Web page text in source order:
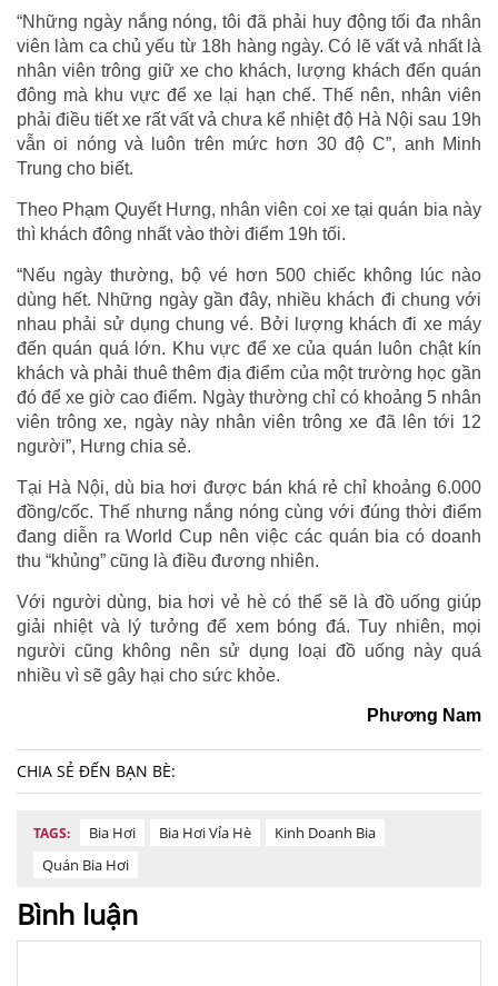
“Những ngày nắng nóng, tôi đã phải huy động tối đa nhân
viên làm ca chủ yếu từ 18h hàng ngày. Có lẽ vất vả nhất là
nhân viên trông giữ xe cho khách, lượng khách đến quán
đông mà khu vực để xe lại hạn chế. Thế nên, nhân viên
phải điều tiết xe rất vất vả chưa kể nhiệt độ Hà Nội sau 19h
vẫn oi nóng và luôn trên mức hơn 30 độ C”, anh Minh
Trung cho biết.
Theo Phạm Quyết Hưng, nhân viên coi xe tại quán bia này
thì khách đông nhất vào thời điểm 19h tối.
“Nếu ngày thường, bộ vé hơn 500 chiếc không lúc nào
dùng hết. Những ngày gần đây, nhiều khách đi chung với
nhau phải sử dụng chung vé. Bởi lượng khách đi xe máy
đến quán quá lớn. Khu vực để xe của quán luôn chật kín
khách và phải thuê thêm địa điểm của một trường học gần
đó để xe giờ cao điểm. Ngày thường chỉ có khoảng 5 nhân
viên trông xe, ngày này nhân viên trông xe đã lên tới 12
người”, Hưng chia sẻ.
Tại Hà Nội, dù bia hơi được bán khá rẻ chỉ khoảng 6.000
đồng/cốc. Thế nhưng nắng nóng cùng với đúng thời điểm
đang diễn ra World Cup nên việc các quán bia có doanh
thu “khủng” cũng là điều đương nhiên.
Với người dùng, bia hơi vẻ hè có thể sẽ là đồ uống giúp
giải nhiệt và lý tưởng để xem bóng đá. Tuy nhiên, mọi
người cũng không nên sử dụng loại đồ uống này quá
nhiều vì sẽ gây hại cho sức khỏe.
Phương Nam
CHIA SẺ ĐẾN BẠN BÈ:
TAGS: Bia Hơi Bia Hơi Vỉa Hè
Kinh Doanh Bia
Quán Bia Hơi
Bình luận